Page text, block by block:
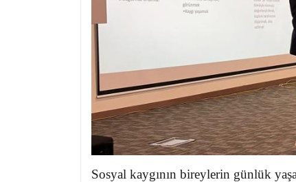
Sosyal kaygının bireylerin günlük